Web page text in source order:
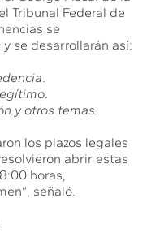
Tribunal Federal de
se
se desarrollarán así:
.
.
y otros temas.
los plazos legales
abrir estas
horas,
señaló.